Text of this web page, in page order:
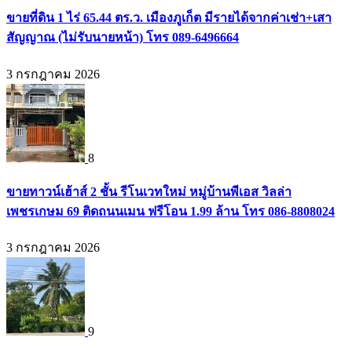
ขายที่ดิน 1 ไร่ 65.44 ตร.ว. เมืองภูเก็ต มีรายได้จากค่าเช่า+เสา
สัญญาณ (ไม่รับนายหน้า) โทร 089-6496664
3 กรกฎาคม 2026
8
ขายทาวน์เฮ้าส์ 2 ชั้น รีโนเวทใหม่ หมู่บ้านพีเอส วิลล่า
เพชรเกษม 69 ติดถนนเมน ฟรีโอน 1.99 ล้าน โทร 086-8808024
3 กรกฎาคม 2026
9